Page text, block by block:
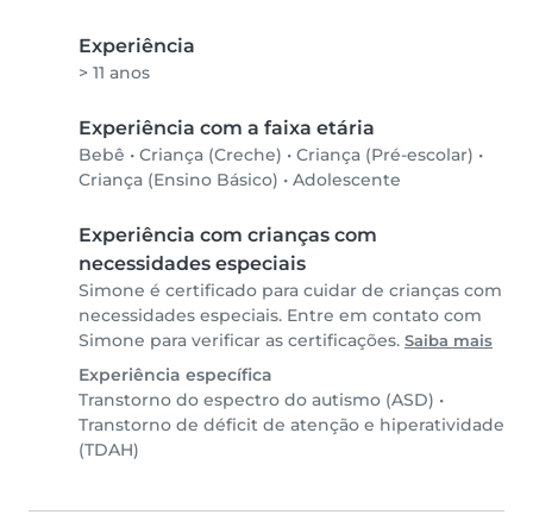
Experiência
> 11 anos
Experiência com a faixa etária
Bebê • Criança (Creche) • Criança (Pré-escolar) •
Criança (Ensino Básico) • Adolescente
Experiência com crianças com
necessidades especiais
Simone é certificado para cuidar de crianças com
necessidades especiais. Entre em contato com
Simone para verificar as certificações. Saiba mais
Experiência específica
Transtorno do espectro do autismo (ASD) •
Transtorno de déficit de atenção e hiperatividade
(TDAH)